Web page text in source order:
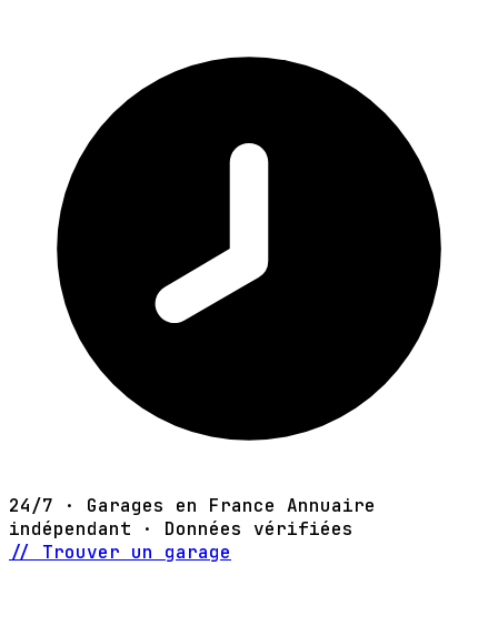
24/7 · Garages en France Annuaire
indépendant · Données vérifiées
// Trouver un garage